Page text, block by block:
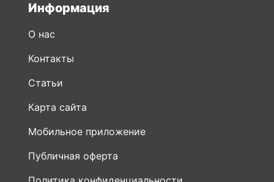
Информация
О нас
Контакты
Статьи
Карта сайта
Мобильное приложение
Публичная оферта